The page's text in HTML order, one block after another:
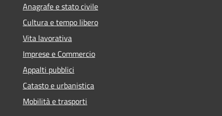
Anagrafe e stato civile
Cultura e tempo libero
Vita lavorativa
Imprese e Commercio
Appalti pubblici
Catasto e urbanistica
Mobilità e trasporti